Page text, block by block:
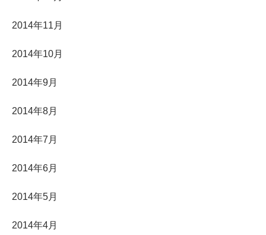
2014年11月
2014年10月
2014年9月
2014年8月
2014年7月
2014年6月
2014年5月
2014年4月